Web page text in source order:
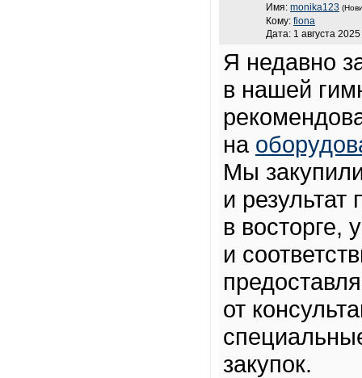
Имя: monika123
Кому: fiona
Дата: 1 августа
Я недавно
в нашей
на
Мы
и
в восторге,
и
от
закупок.